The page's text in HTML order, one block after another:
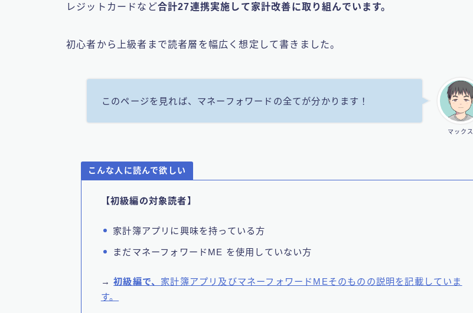
レジットカードなど合計27連携実施して家計改善に取り組んでいます。
初心者から上級者まで読者層を幅広く想定して書きました。
マックス
このページを見れば、マネーフォワードの全てが分かります！
こんな人に読んで欲しい
【初級編の対象読者】
家計簿アプリに興味を持っている方
まだマネーフォワードME を使用していない方
→初級編で、 家計簿アプリ及びマネーフォワードMEそのものの説明を記載していま
す。